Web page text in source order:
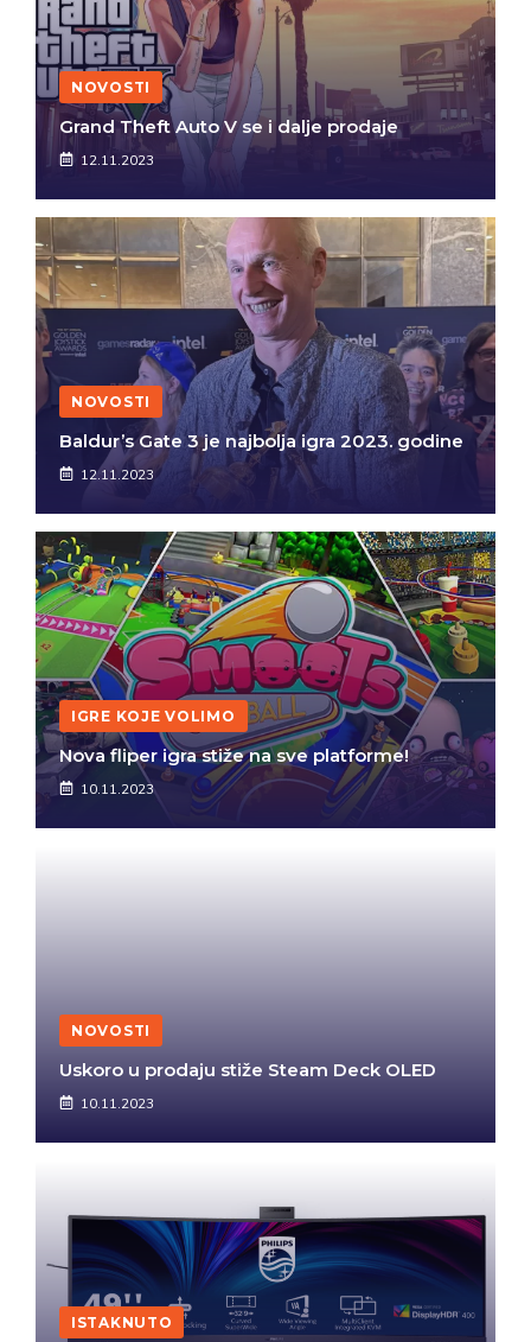
NOVOSTI
Grand Theft Auto V se i dalje prodaje
12.11.2023
NOVOSTI
Baldur’s Gate 3 je najbolja igra 2023. godine
12.11.2023
IGRE KOJE VOLIMO
Nova fliper igra stiže na sve platforme!
10.11.2023
NOVOSTI
Uskoro u prodaju stiže Steam Deck OLED
10.11.2023
ISTAKNUTO